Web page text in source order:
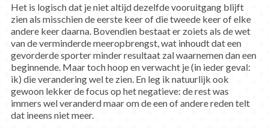
Het is logisch dat je niet altijd dezelfde vooruitgang blijft
zien als misschien de eerste keer of die tweede keer of elke
andere keer daarna. Bovendien bestaat er zoiets als de wet
van de verminderde meeropbrengst, wat inhoudt dat een
gevorderde sporter minder resultaat zal waarnemen dan een
beginnende. Maar toch hoop en verwacht je (in ieder geval:
ik) die verandering wel te zien. En leg ik natuurlijk ook
gewoon lekker de focus op het negatieve: de rest was
immers wel veranderd maar om de een of andere reden telt
dat ineens niet meer.